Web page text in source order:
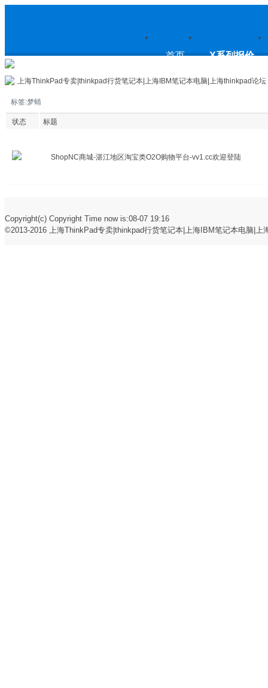
上
海ThinkPad专卖|thinkpad行货笔
thinkpad论坛
首页 X系列报价
上海ThinkPad专卖|thinkpad行货笔记本|上海IBM笔记本电脑|上海thinkpad论坛
标签:梦蜻
状态 标题
ShopNC商城-湛江地区淘宝类O2O购物平台-vv1.cc欢迎登陆
Copyright(c) Copyright Time now is:08-07 19:16
©2013-2016 上海ThinkPad专卖|thinkpad行货笔记本|上海IBM笔记本电脑|上